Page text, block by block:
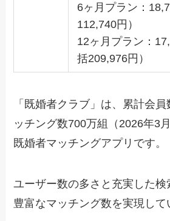
6ヶ月プラン：
112,740円）
12ヶ月プラン：
括209,976円）
「既婚者クラブ」は、累計会
ッチング数700万組（2026年3
既婚者マッチングアプリです。
ユーザー数の多さと充実した検
豊富なマッチング数を実現して